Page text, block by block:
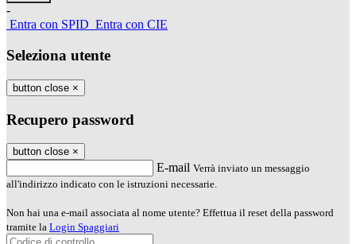
-
Entra con SPID Entra con CIE
Seleziona utente
button close ×
Recupero password
button close ×
E-mail Verrà inviato un messaggio
all'indirizzo indicato con le istruzioni necessarie.
Non hai una e-mail associata al nome utente? Effettua il reset della password
tramite la Login Spaggiari